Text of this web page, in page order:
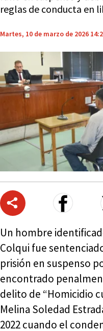
reglas de conducta en
Martes, 10 de marzo de 2026
Un hombre
Colqui fue
prisión en suspenso
encontrado
delito de “Homicidio
Melina Soledad
2022 cuando el